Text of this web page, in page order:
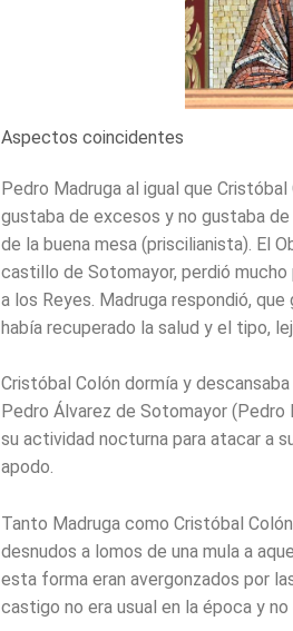
Aspectos coincidentes
Pedro Madruga al igual que
gustaba de excesos y no gustaba
de la buena mesa (priscilianista). El
castillo de Sotomayor, perdió mucho
a los Reyes. Madruga respondió,
había recuperado la salud y el tipo,
Cristóbal Colón dormía y
Pedro Álvarez de Sotomayor
su actividad nocturna para atacar a
apodo.
Tanto Madruga como Cristóbal
desnudos a lomos de una mula a
esta forma eran avergonzados por
castigo no era usual en la época y